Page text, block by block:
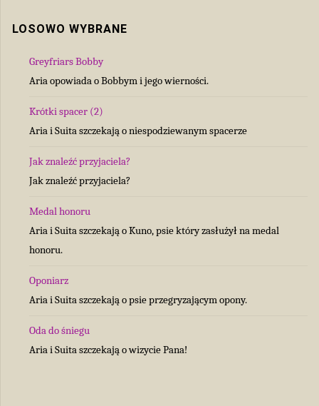
LOSOWO WYBRANE
Greyfriars Bobby
Aria opowiada o Bobbym i jego wierności.
Krótki spacer (2)
Aria i Suita szczekają o niespodziewanym spacerze
Jak znaleźć przyjaciela?
Jak znaleźć przyjaciela?
Medal honoru
Aria i Suita szczekają o Kuno, psie który zasłużył na medal
honoru.
Oponiarz
Aria i Suita szczekają o psie przegryzającym opony.
Oda do śniegu
Aria i Suita szczekają o wizycie Pana!